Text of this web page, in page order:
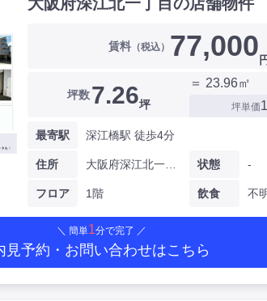
賃料 （税込） 77,000
坪数 7.26坪
＝ 23.96㎡
坪単価
最寄駅 深江橋駅 徒歩4分
住所
フロア 1階
状態 -
飲食 不
＼ 簡単1分で完了 ／
見予約・お問い合わせはこちら